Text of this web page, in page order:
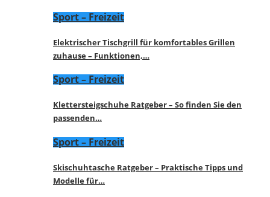
Sport – Freizeit
Elektrischer Tischgrill für komfortables Grillen
zuhause – Funktionen,…
Sport – Freizeit
Klettersteigschuhe Ratgeber – So finden Sie den
passenden…
Sport – Freizeit
Skischuhtasche Ratgeber – Praktische Tipps und
Modelle für…